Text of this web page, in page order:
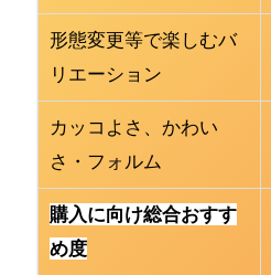
形態変更等で楽しむバ
リエーション
カッコよさ、かわい
さ・フォルム
購入に向け総合おすす
め度